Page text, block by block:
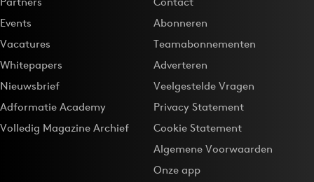
Events
Vacatures
Whitepapers
Nieuwsbrief
Adformatie Academy
Volledig Magazine Archief
Abonneren
Teamabonnementen
Adverteren
Veelgestelde Vragen
Privacy Statement
Cookie Statement
Algemene Voorwaarden
Onze app